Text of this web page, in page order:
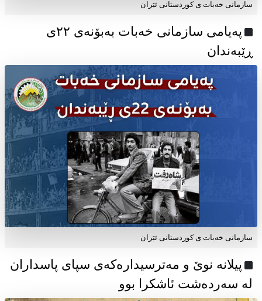
سازمانی خەبات ی کوردستانی ئێران
پەیامی سازمانی خەبات بەبۆنەی ۲۲ی
ڕێبەندان
سازمانی خەبات ی كوردستانی ئێران
پیلانە نوێ و مەترسیدارەکەی سپای پاسداران
لە سەردەشت ئاشکرا بوو